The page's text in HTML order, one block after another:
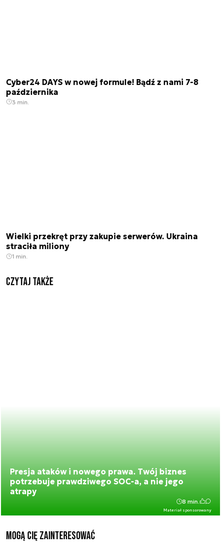
Cyber24 DAYS w nowej formule! Bądź z nami 7-8
października
3 min.
Wielki przekręt przy zakupie serwerów. Ukraina
straciła miliony
1 min.
Czytaj także
Presja ataków i nowego prawa. Twój biznes
potrzebuje prawdziwego SOC-a, a nie jego
atrapy
Materiał sponsorowany
8 min.
Mogą Cię zainteresować